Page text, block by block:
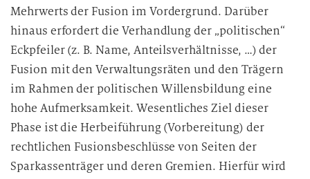
Mehrwerts der Fusion im Vordergrund. Darüber
hinaus erfordert die Verhandlung der „politischen“
Eckpfeiler (z. B. Name, Anteilsverhältnisse, …) der
Fusion mit den Verwaltungsräten und den Trägern
im Rahmen der politischen Willensbildung eine
hohe Aufmerksamkeit. Wesentliches Ziel dieser
Phase ist die Herbeiführung (Vorbereitung) der
rechtlichen Fusionsbeschlüsse von Seiten der
Sparkassenträger und deren Gremien. Hierfür wird